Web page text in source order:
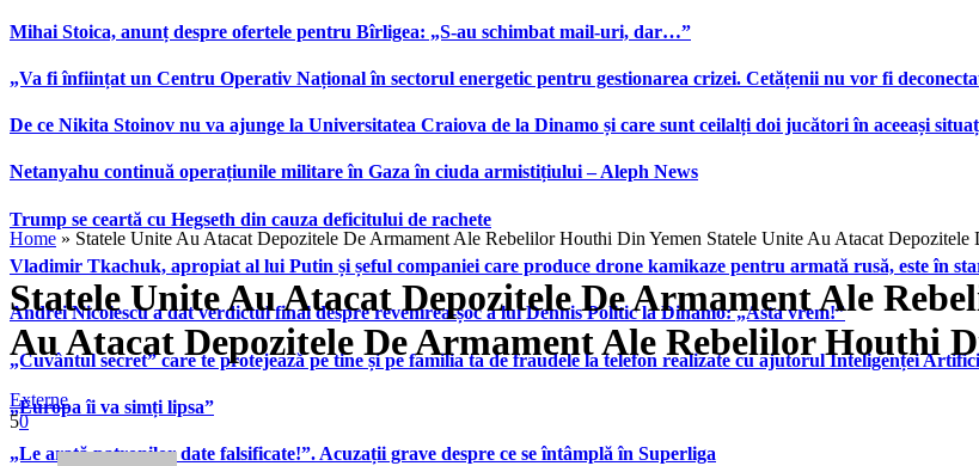
Mihai Stoica, anunț despre ofertele pentru Bîrligea: „S-au schimbat mail-uri, dar…”
„Va fi înființat un Centru Operativ Național în sectorul energetic pentru gestionarea crizei. Cetățenii nu vor fi
De ce Nikita Stoinov nu va ajunge la Universitatea Craiova de la Dinamo și care sunt ceilalți doi jucători în aceeași
Netanyahu continuă operațiunile militare în Gaza în ciuda armistițiului – Aleph News
Trump se ceartă cu Hegseth din cauza deficitului de rachete
Vladimir Tkachuk, apropiat al lui Putin și șeful companiei care produce drone kamikaze pentru armată rusă, este în
Andrei Nicolescu a dat verdictul final despre revenirea-șoc a lui Dennis Politic la Dinamo: „Asta vrem!”
„Cuvântul secret” care te protejează pe tine și pe familia ta de fraudele la telefon realizate cu ajutorul Inteligenței
„Europa îi va simți lipsa”
„Le arată patronilor date falsificate!”. Acuzații grave despre ce se întâmplă în Superliga
Home » Statele Unite Au Atacat Depozitele De Armament Ale Rebelilor Houthi Din Yemen Statele Unite Au Atacat
Statele Unite Au Atacat Depozitele De Armament Ale
Au Atacat Depozitele De Armament Ale Rebelilor Houthi
Externe
50